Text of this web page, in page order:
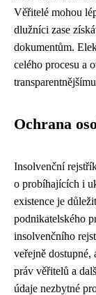
Věřitelé mohou
dlužníci zase
dokumentům.
celého procesu a
Ochrana
Insolvenční
o probíhajících i
existence je
podnikatelského
insolvenčního
veřejně dostupné,
práv věřitelů a
údaje nezbytné